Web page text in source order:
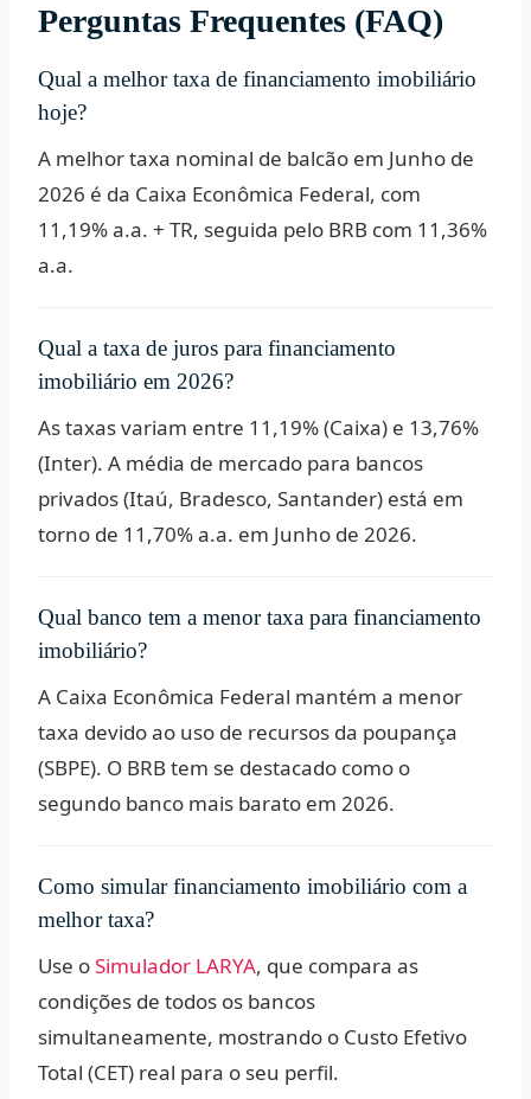
Perguntas Frequentes (FAQ)
Qual a melhor taxa de financiamento imobiliário
hoje?
A melhor taxa nominal de balcão em Junho de
2026 é da Caixa Econômica Federal, com
11,19% a.a. + TR, seguida pelo BRB com 11,36%
a.a.
Qual a taxa de juros para financiamento
imobiliário em 2026?
As taxas variam entre 11,19% (Caixa) e 13,76%
(Inter). A média de mercado para bancos
privados (Itaú, Bradesco, Santander) está em
torno de 11,70% a.a. em Junho de 2026.
Qual banco tem a menor taxa para financiamento
imobiliário?
A Caixa Econômica Federal mantém a menor
taxa devido ao uso de recursos da poupança
(SBPE). O BRB tem se destacado como o
segundo banco mais barato em 2026.
Como simular financiamento imobiliário com a
melhor taxa?
Use oSimulador LARYA, que compara as
condições de todos os bancos
simultaneamente, mostrando o Custo Efetivo
Total (CET) real para o seu perfil.